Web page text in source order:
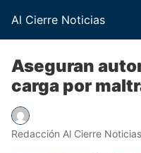
Al Cierre Noticias
Aseguran
carga por
Redacción Al Cierre Noticias